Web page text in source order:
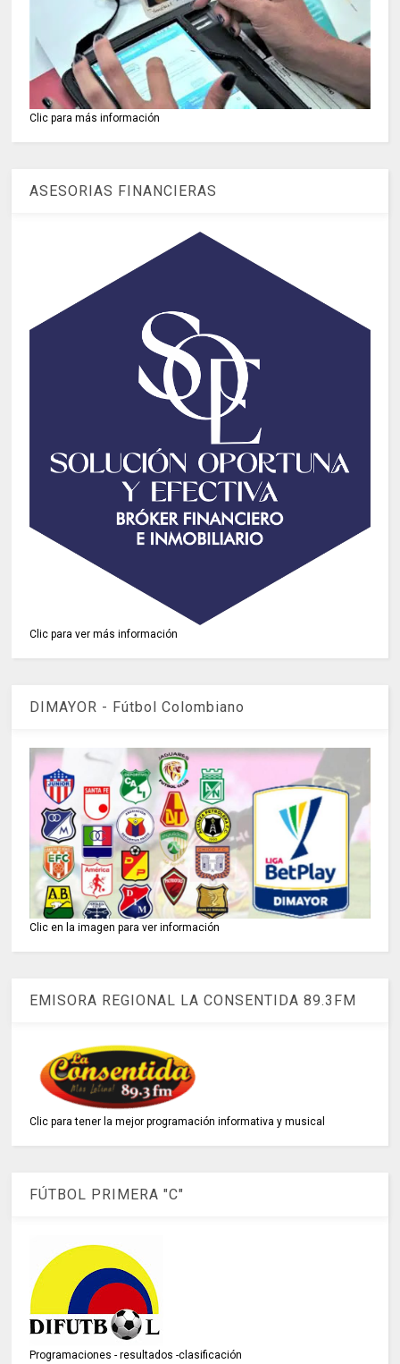
Clic para más información
ASESORIAS FINANCIERAS
Clic para ver más información
DIMAYOR - Fútbol Colombiano
Clic en la imagen para ver información
EMISORA REGIONAL LA CONSENTIDA 89.3FM
Clic para tener la mejor programación informativa y musical
FÚTBOL PRIMERA "C"
Programaciones - resultados -clasificación